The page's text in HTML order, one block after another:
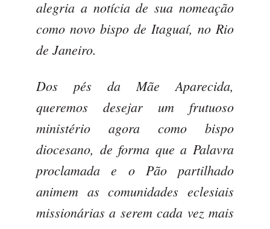
alegria a notícia de sua nomeação
como novo bispo de Itaguaí, no Rio
de Janeiro.
Dos pés da Mãe Aparecida,
queremos desejar um frutuoso
ministério agora como bispo
diocesano, de forma que a Palavra
proclamada e o Pão partilhado
animem as comunidades eclesiais
missionárias a serem cada vez mais